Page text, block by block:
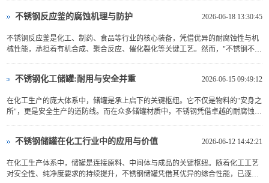
2026-06-18 13:30:45
不锈钢反应釜的腐蚀机理与防护
不锈钢反应釜是化工、制药、食品等行业的核心装备，凭借优异的耐腐蚀性与机
械性能，承担着有机合成、聚合反应、催化裂化等关键工艺。然而，"不锈钢不会
2026-06-15 09:49:12
不锈钢化工储罐:耐用与安全并重
在化工生产的庞大体系中，储罐是承上启下的关键枢纽。它不仅是物料的"安身之
所"，更是安全生产的道防线。而在众多储罐材质中，不锈钢凭借卓越的耐腐蚀
2026-06-12 14:42:21
不锈钢储罐在化工行业中的应用与价值
在化工生产体系中，储罐是连接原料、中间体与成品的关键枢纽。随着化工工艺
对安全性、纯净度要求的持续提升，不锈钢储罐凭借其优异的综合性能，已逐步